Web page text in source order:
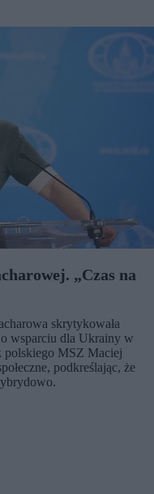
„Czas na
skrytykowała
wsparciu dla Ukrainy w
polskiego MSZ Maciej
podkreślając, że